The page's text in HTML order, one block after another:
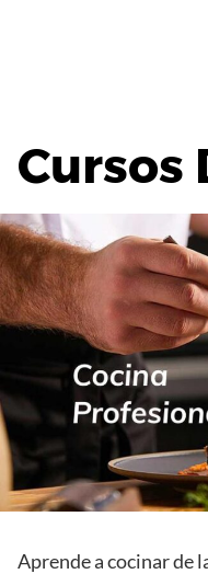
Cursos
Aprende a cocinar de